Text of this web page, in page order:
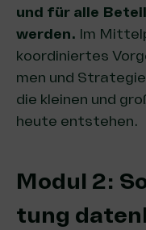
und für alle
wer­den. Im
koor­di­nier­tes
men und
die klei­nen und
heu­te entstehen.
Modul 2:
tung